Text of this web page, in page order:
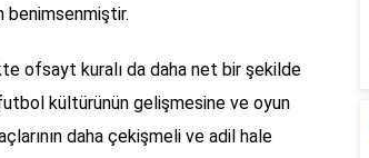
benimsenmiştir.
ofsayt kuralı da daha net bir şekilde
kültürünün gelişmesine ve oyun
daha çekişmeli ve adil hale